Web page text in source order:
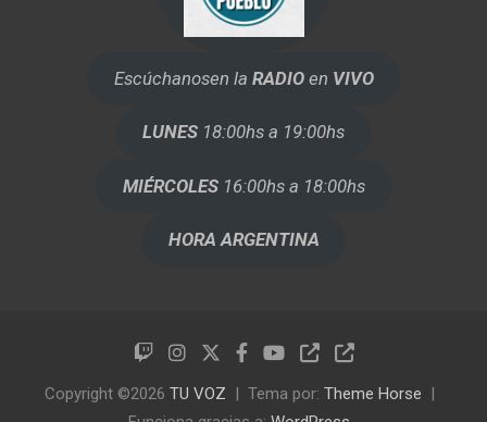
Escúchanosen la RADIOen VIVO
LUNES 18:00hs a 19:00hs
MIÉRCOLES16:00hs a 18:00hs
HORA ARGENTINA
Copyright ©2026 TU VOZ Tema por: Theme Horse